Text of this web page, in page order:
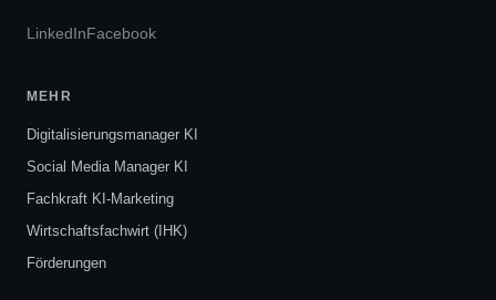
LinkedInFacebook
MEHR
Digitalisierungsmanager KI
Social Media Manager KI
Fachkraft KI-Marketing
Wirtschaftsfachwirt (IHK)
Förderungen